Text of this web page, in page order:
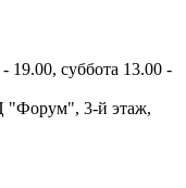
19.00, суббота 13.00 -
"Форум", 3-й этаж,